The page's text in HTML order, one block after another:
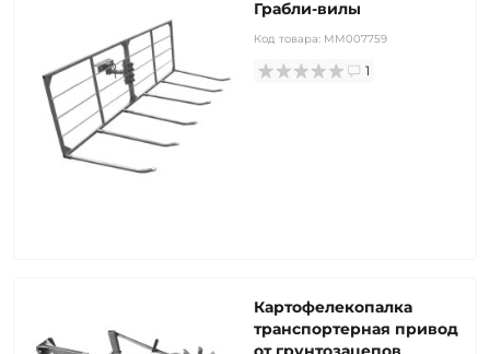
Грабли-вилы
Код товара: MM007759
1
Картофелекопалка
транспортерная привод